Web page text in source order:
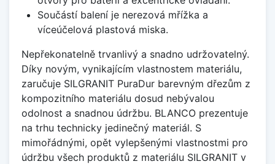
Součástí balení je nerezová mřížka a
víceúčelová plastová miska.
Nepřekonatelně trvanlivý a snadno udržovatelný.
Díky novým, vynikajícím vlastnostem materiálu,
zaručuje SILGRANIT PuraDur barevným dřezům z
kompozitního materiálu dosud nebývalou
odolnost a snadnou údržbu. BLANCO prezentuje
na trhu technicky jedinečný materiál. S
mimořádnými, opět vylepšenými vlastnostmi pro
údržbu všech produktů z materiálu SILGRANIT v